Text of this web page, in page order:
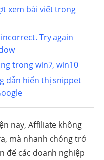
xem bài viết trong
Try again
trong win7, win10
dẫn hiển thị snippet
nay, Affiliate không
mà nhanh chóng trở
để các doanh nghiệp